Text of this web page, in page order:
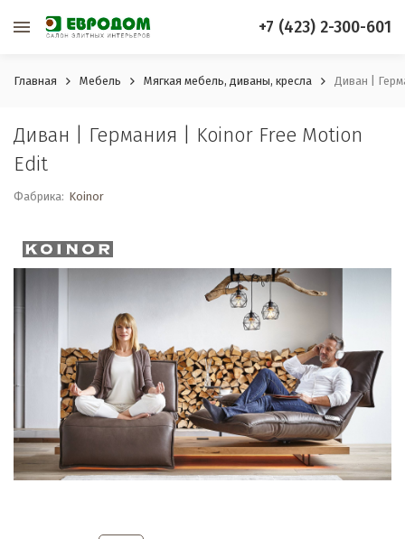
+7 (423) 2-300-601
Главная Мебель Мягкая мебель, диваны, кресла Диван |
Диван | Германия | Koinor Free Motion
Edit
Фабрика: Koinor